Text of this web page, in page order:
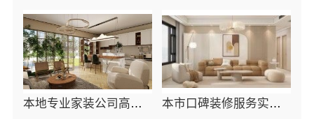
本地专业家装公司高端，嘉兴绿色之家建材科技有限公司 本市口碑装修服务实惠_嘉兴绿色之家建材科技有限公司